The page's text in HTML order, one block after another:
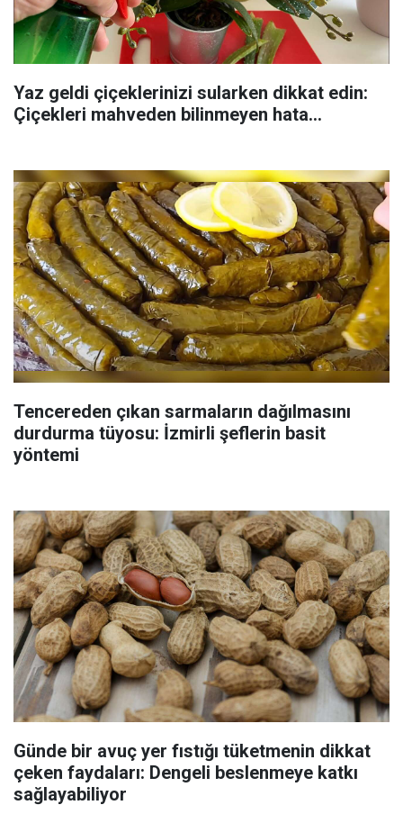
Yaz geldi çiçeklerinizi sularken dikkat edin:
Çiçekleri mahveden bilinmeyen hata...
Tencereden çıkan sarmaların dağılmasını
durdurma tüyosu: İzmirli şeflerin basit
yöntemi
Günde bir avuç yer fıstığı tüketmenin dikkat
çeken faydaları: Dengeli beslenmeye katkı
sağlayabiliyor